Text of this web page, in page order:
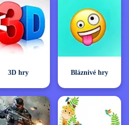
3D hry Bláznivé hry